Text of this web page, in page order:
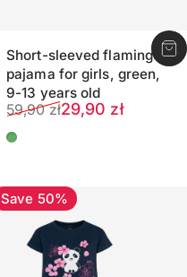
Short-sleeved flamingo
pajama for girls, green,
9-13 years old
Sale price29,90 zł
Regular price
59,90 zł
Green
Save 50%